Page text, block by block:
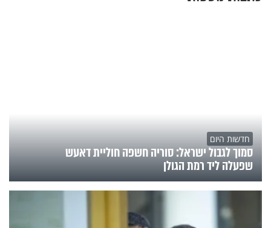
חדשות היום
סמוך לגבול ישראל: סוריה חשפה חוליית דאעש
שפעלה ליד רמת הגולן